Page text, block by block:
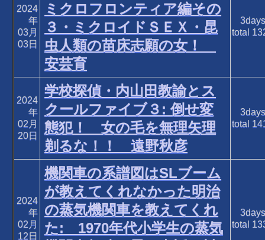
2024
年
03月
03日
ミクロフロンティア編その
３・ミクロイドＳＥＸ・昆
虫人類の苗床志願の女！
安芸育
total
2024
年
02月
20日
学校探偵・内山田教諭とス
クールファイブ３: 倒せ変
態犯！ 女の毛を無理矢理
剃るな！！ 遠野秋彦
total
2024
年
02月
12日
機関車の系譜図はSLブーム
が教えてくれなかった明治
の蒸気機関車を教えてくれ
た: 1970年代小学生の蒸気
total